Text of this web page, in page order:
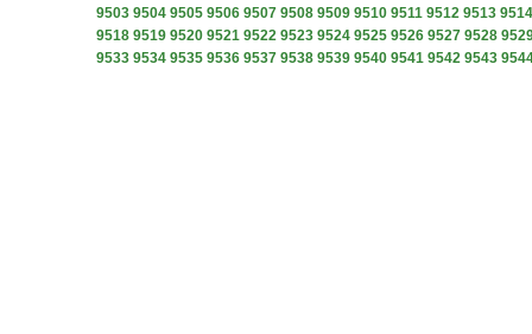
9503 9504 9505 9506 9507 9508 9509 9510 9511 9512 9513 9514
9518 9519 9520 9521 9522 9523 9524 9525 9526 9527 9528
9533 9534 9535 9536 9537 9538 9539 9540 9541 9542 9543